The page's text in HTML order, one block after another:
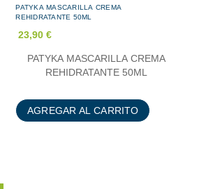
PATYKA MASCARILLA CREMA
REHIDRATANTE 50ML
23,90 €
PATYKA MASCARILLA CREMA
REHIDRATANTE 50ML
AGREGAR AL CARRITO